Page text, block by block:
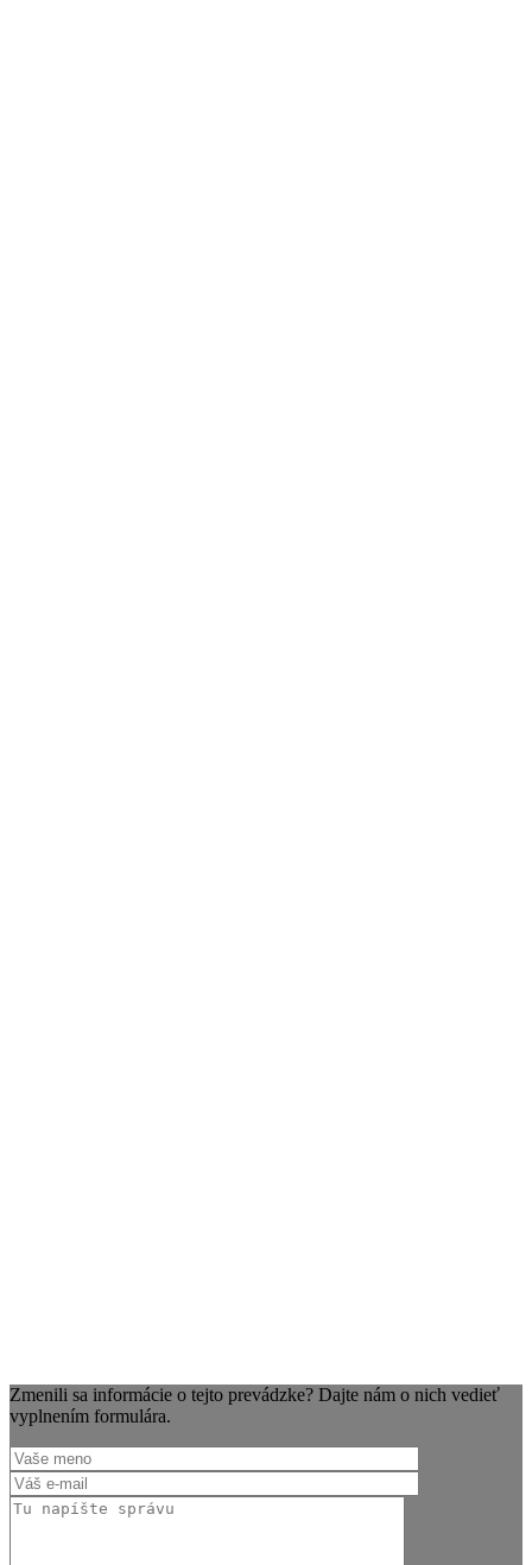
Zmenili sa informácie o tejto prevádzke? Dajte nám o nich vedieť
vyplnením formulára.